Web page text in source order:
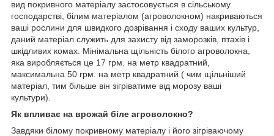
вид покривного матеріалу застосовується в сільському
господарстві, білим матеріалом (агроволокном) накриваються
ваші рослини для швидкого дозрівання і сходу ваших культур,
даний матеріал служить для захисту від заморозків, птахів і
шкідливих комах. Мінімальна щільність білого агроволокна,
яка виробляється це 17 грм. на метр квадратний,
максимальна 50 грм. на метр квадратний ( чим щільніший
матеріал, тим більше він зігріватиме від морозу ваші
культури).
Як впливає на врожай біле агроволокно?
Завдяки білому покривному матеріалу і його зігріваючому